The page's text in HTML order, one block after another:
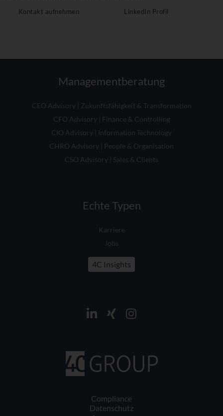
Kontakt aufnehmen LinkedIn Profil
Managementberatung
CEO Advisory | Zukunftsfähigkeit & Transformation
CFO Advisory | Finance & Controlling
CIO Advisory | Information Technology
CHRO Advisory | People & Organisation
CSO Advisory | Sales & Clients
Echte Typen
Karriere
Jobs
4C Insights
Compliance
Datenschutz